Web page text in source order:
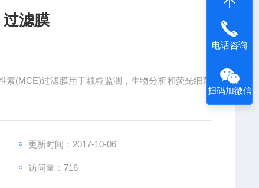
滤膜
(MCE)过滤膜用于颗粒监测，生物分析和荧光细菌
更新时间：2017-10-06
访问量：716
电话咨询
扫码加微信